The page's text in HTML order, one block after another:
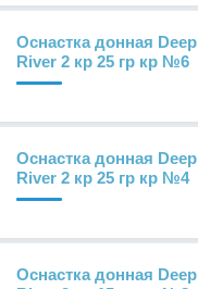
Оснастка донная Deep
River 2 кр 25 гр кр №6
Оснастка донная Deep
River 2 кр 25 гр кр №4
Оснастка донная Deep